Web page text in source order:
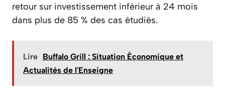
retour sur investissement inférieur à 24 mois
dans plus de 85 % des cas étudiés.
Lire Buffalo Grill : Situation Économique et
Actualités de l'Enseigne